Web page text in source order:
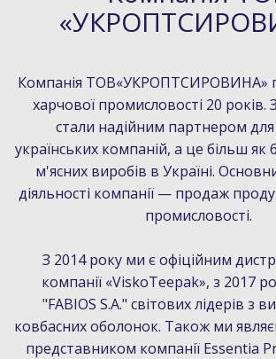
Компанія ТОВ«УКРОПТСИРОВИНА»
харчової промисловості 20 років.
стали надійним партнером
українських компаній, а це більш як
м'ясних виробів в Україні.
діяльності компанії — продаж
промисловості.
З 2014 року ми є офіційним
компанії «ViskoTeepak», з 2017
"FABIOS S.A." світових лідерів з
ковбасних оболонок. Також ми
представником компанії Essentia